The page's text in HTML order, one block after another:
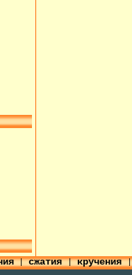
|сжатия|кручения